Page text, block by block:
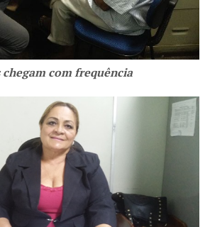
chegam com frequência